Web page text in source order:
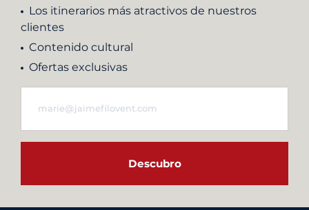
Los itinerarios más atractivos de nuestros
clientes
Contenido cultural
Ofertas exclusivas
Descubro